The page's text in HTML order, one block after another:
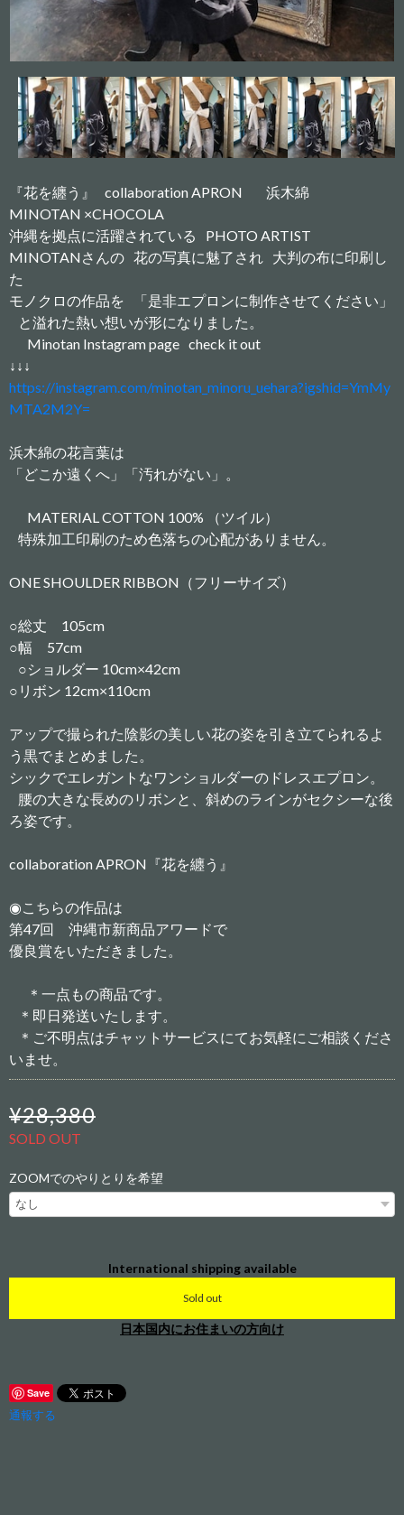
『花を纏う』 collaboration APRON 浜木綿
MINOTAN ×CHOCOLA
沖縄を拠点に活躍されている PHOTO ARTIST
MINOTANさんの 花の写真に魅了され 大判の布に印刷し
た
モノクロの作品を 「是非エプロンに制作させてください」
と溢れた熱い想いが形になりました。
Minotan Instagram page check it out
↓↓↓
https://instagram.com/minotan_minoru_uehara?igshid=YmMy
MTA2M2Y=
浜木綿の花言葉は
「どこか遠くへ」「汚れがない」。
MATERIAL COTTON 100% （ツイル）
特殊加工印刷のため色落ちの心配がありません。
ONE SHOULDER RIBBON（フリーサイズ）
○総丈 105cm
○幅 57cm
○ショルダー 10cm×42cm
○リボン 12cm×110cm
アップで撮られた陰影の美しい花の姿を引き立てられるよ
う黒でまとめました。
シックでエレガントなワンショルダーのドレスエプロン。
腰の大きな長めのリボンと、斜めのラインがセクシーな後
ろ姿です。
collaboration APRON『花を纏う』
◉こちらの作品は
第47回 沖縄市新商品アワードで
優良賞をいただきました。
＊一点もの商品です。
＊即日発送いたします。
＊ご不明点はチャットサービスにてお気軽にご相談くださ
いませ。
¥28,380
SOLD OUT
ZOOMでのやりとりを希望
International shipping available
Sold out
日本国内にお住まいの方向け
Save
通報する